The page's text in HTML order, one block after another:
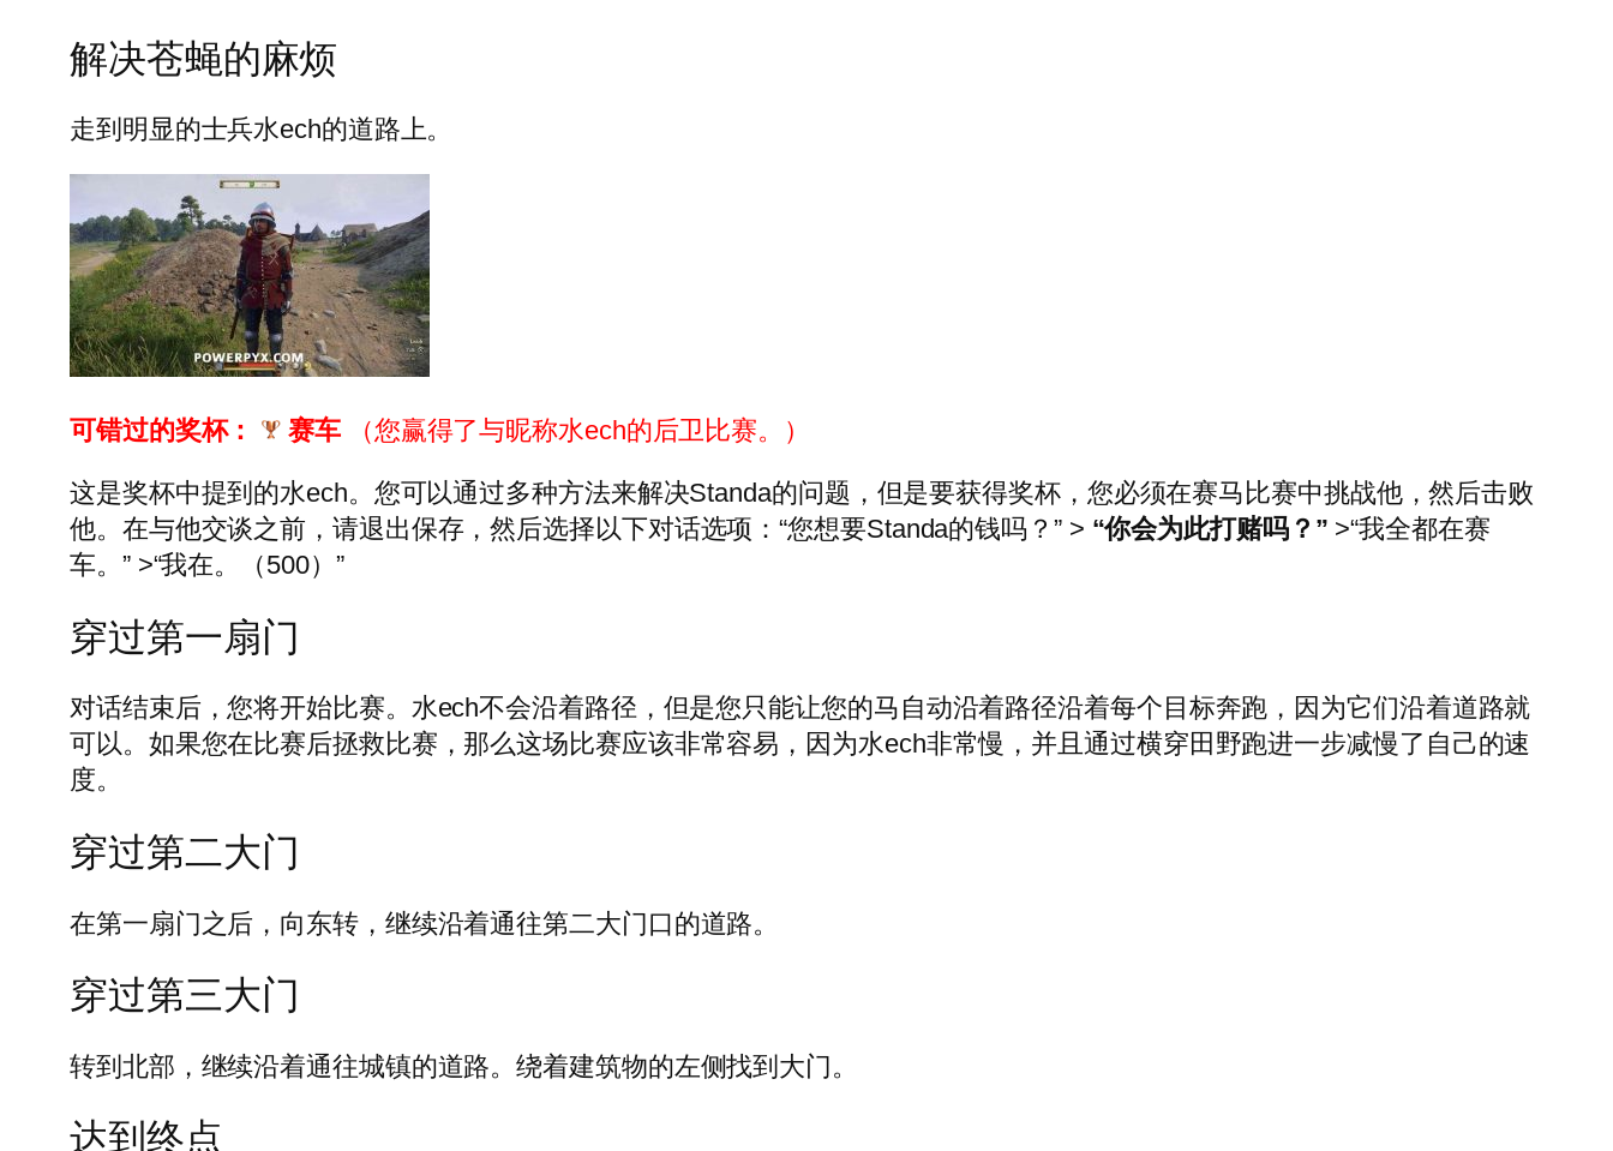
解决苍蝇的麻烦
走到明显的士兵水ech的道路上。
可错过的奖杯： 赛车（您赢得了与昵称水ech的后卫比赛。）
这是奖杯中提到的水ech。您可以通过多种方法来解决Standa的问题，但是要获得奖杯，您必须在赛马比赛中挑战他，然后击败
他。在与他交谈之前，请退出保存，然后选择以下对话选项：“您想要Standa的钱吗？” > “你会为此打赌吗？” >“我全都在赛
车。” >“我在。（500）”
穿过第一扇门
对话结束后，您将开始比赛。水ech不会沿着路径，但是您只能让您的马自动沿着路径沿着每个目标奔跑，因为它们沿着道路就
可以。如果您在比赛后拯救比赛，那么这场比赛应该非常容易，因为水ech非常慢，并且通过横穿田野跑进一步减慢了自己的速
度。
穿过第二大门
在第一扇门之后，向东转，继续沿着通往第二大门口的道路。
穿过第三大门
转到北部，继续沿着通往城镇的道路。绕着建筑物的左侧找到大门。
达到终点